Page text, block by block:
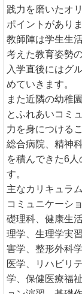
践力を磨いたオ
ポイントがありま
教師陣は学生生
考えた教育姿勢
入学直後にはグ
めていきます。
また近隣の幼稚
とふれあいコミ
力を身につける
総合病院、精神
を積んできた6
す。
主なカリキュラ
コミュニケーシ
礎理科、健康生
理学、生理学実
害学、整形外科
医学、リハビリ
学、保健医療福